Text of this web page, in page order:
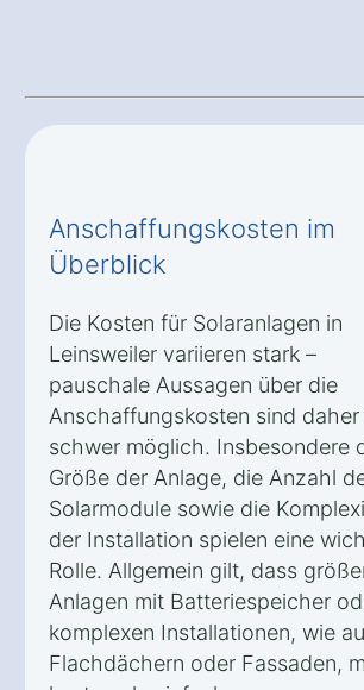
Anschaffungskosten im
Überblick
Die Kosten für Solaranlagen in
Leinsweiler variieren stark –
pauschale Aussagen über die
Anschaffungskosten sind daher
schwer möglich. Insbesondere
Größe der Anlage, die Anzahl
Solarmodule sowie die
der Installation spielen eine
Rolle. Allgemein gilt, dass
Anlagen mit Batteriespeicher
komplexen Installationen, wie
Flachdächern oder Fassaden,